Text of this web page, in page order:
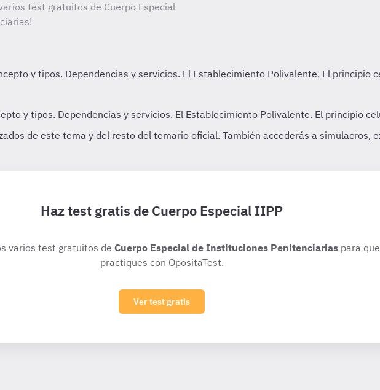
test gratuitos de Cuerpo Especial
Haz test gratis de Cuerpo Especial IIPP
varios test gratuitos de Cuerpo Especial de Instituciones Penitenciariaspara que
practiques con OpositaTest.
Ver test gratis